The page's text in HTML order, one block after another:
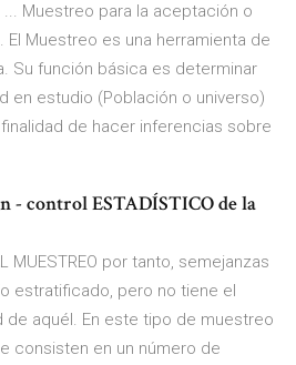
Muestreo para la aceptación o
Muestreo es una herramienta de
Su función básica es determinar
en estudio (Población o universo)
de hacer inferencias sobre
- control ESTADÍSTICO de la
MUESTREO por tanto, semejanzas
estratificado, pero no tiene el
aquél. En este tipo de muestreo
consisten en un número de